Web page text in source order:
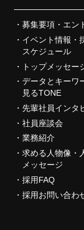
募集要項・エン
イベント情報・
スケジュール
トップメッセー
データとキーワ
見るTONE
先輩社員インタ
社員座談会
業務紹介
求める人物像・
メッセージ
採用FAQ
採用お問い合わ